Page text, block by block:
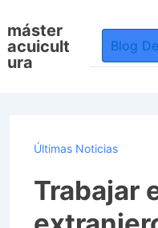
Skip
to
máster
acuicult
ura
Blog
Últimas Noticias
Trabajar